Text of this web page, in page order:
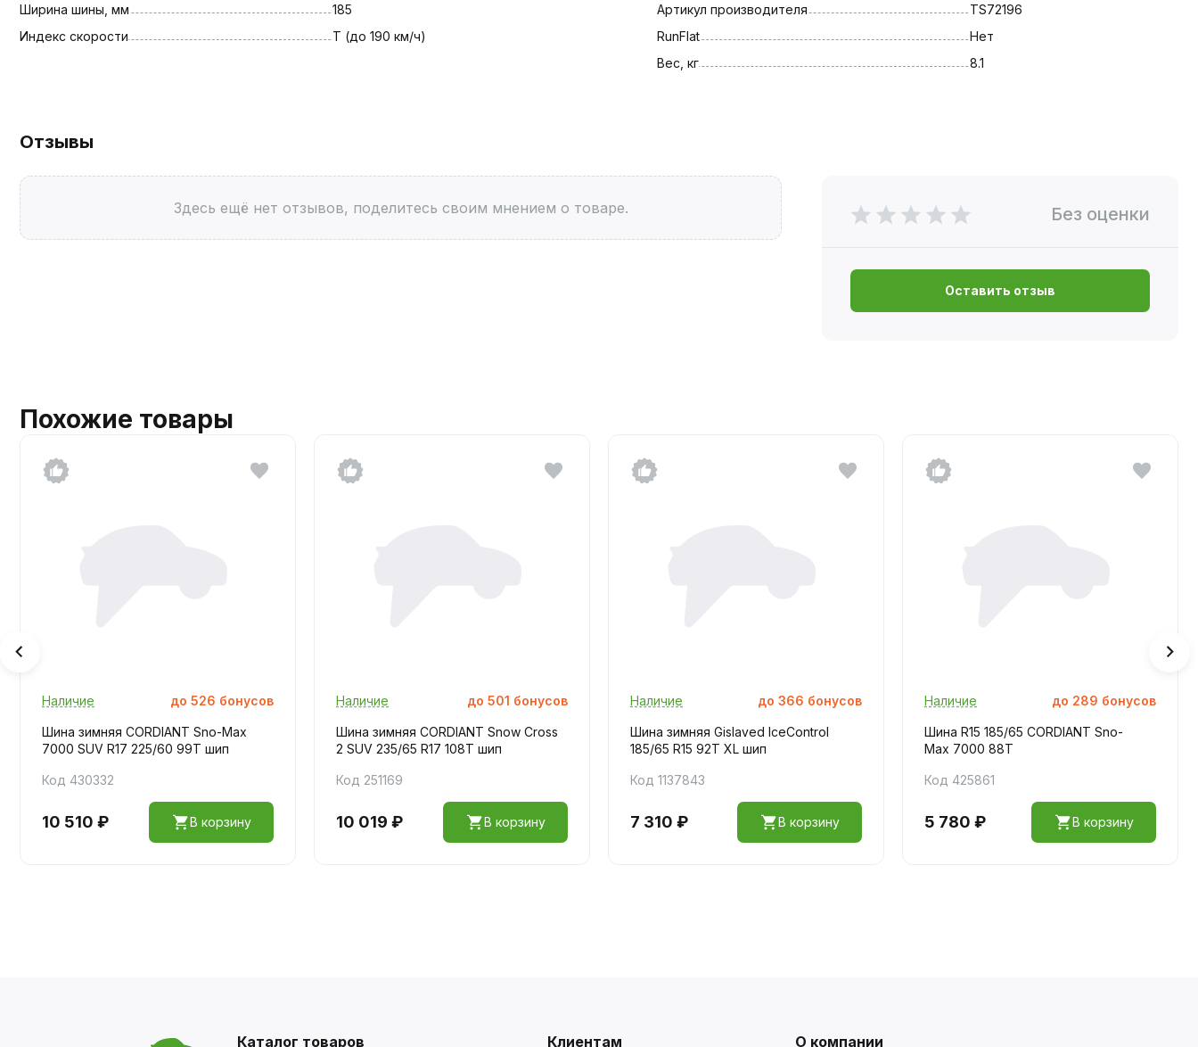
Ширина шины, мм
185
Индекс скорости
T (до 190 км/ч)
Артикул производителя
TS72196
RunFlat
Нет
Вес, кг
8.1
Отзывы
Здесь ещё нет отзывов, поделитесь своим мнением о товаре. Без оценки
Оставить отзыв
Похожие товары
Наличие до 526 бонусов
Шина зимняя CORDIANT Sno-Max
7000 SUV R17 225/60 99T шип
Код 430332
10 510 ₽ В корзину
Наличие до 501 бонусов
Шина зимняя CORDIANT Snow Cross
2 SUV 235/65 R17 108T шип
Код 251169
10 019 ₽ В корзину
Наличие до 366 бонусов
Шина зимняя Gislaved IceControl
185/65 R15 92T XL шип
Код 1137843
7 310 ₽ В корзину
Наличие до 289 бонусов
Шина R15 185/65 CORDIANT Sno-
Max 7000 88T
Код 425861
5 780 ₽ В корзину
Каталог товаров Клиентам О компании